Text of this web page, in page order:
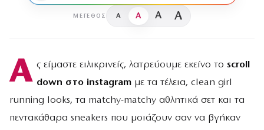
ΜΈΓΕΘΟΣ A A A A
Α ς είμαστε ειλικρινείς, λατρεύουμε εκείνο το scroll
down στο instagramμε τα τέλεια, clean girl
running looks, τα matchy-matchy αθλητικά σετ και τα
πεντακάθαρα sneakers που μοιάζουν σαν να βγήκαν